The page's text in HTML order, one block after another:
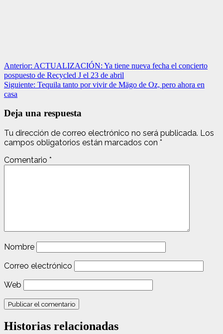
Navegación
de
entradas
Anterior: ACTUALIZACIÓN: Ya tiene nueva fecha el concierto
pospuesto de Recycled J el 23 de abril
Siguiente: Tequila tanto por vivir de Mägo de Oz, pero ahora en
casa
Deja una respuesta
Tu dirección de correo electrónico no será publicada. Los
campos obligatorios están marcados con *
Comentario *
Nombre
Correo electrónico
Web
Historias relacionadas